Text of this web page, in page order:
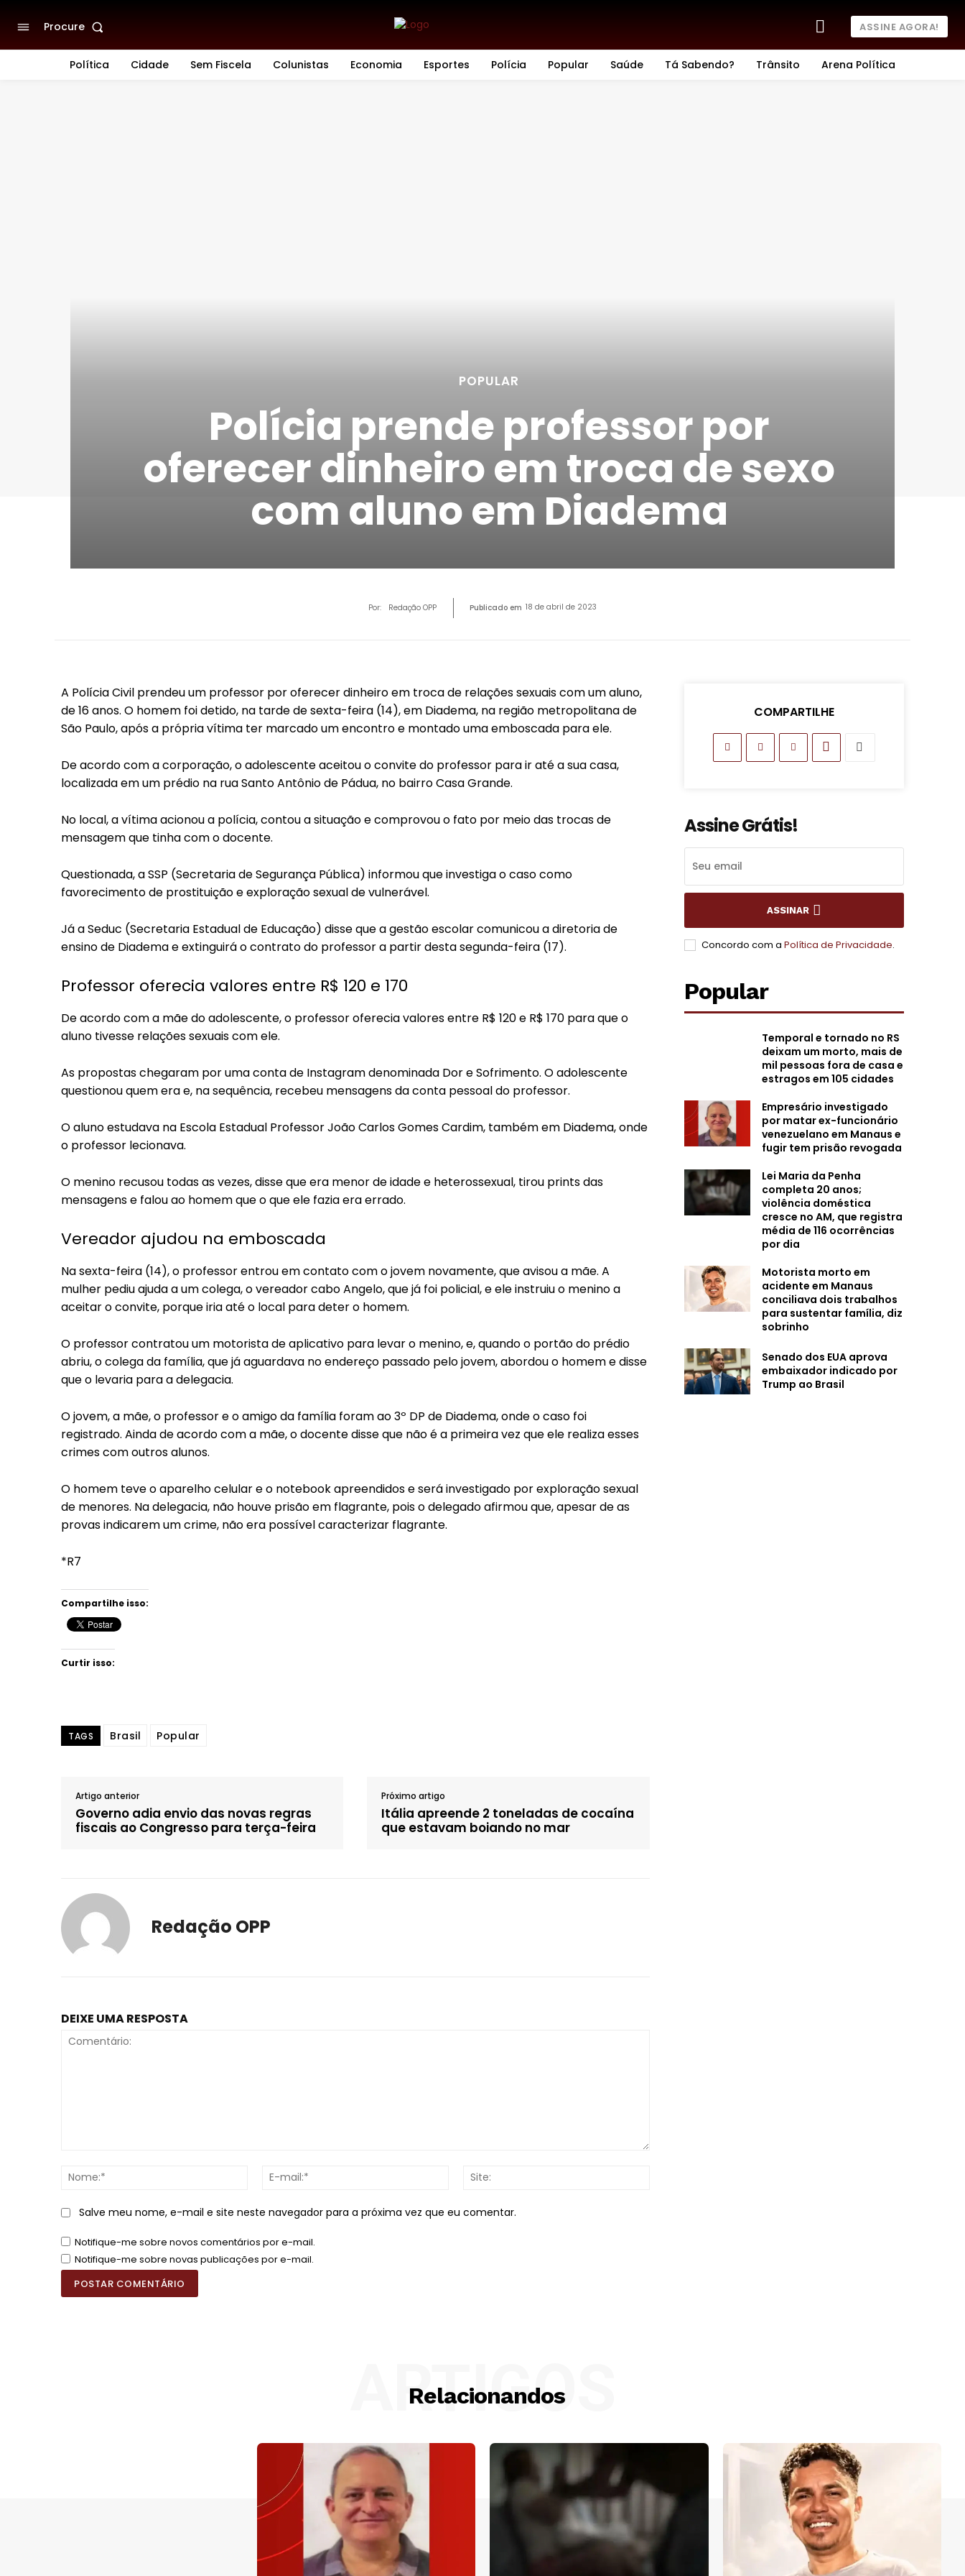
Procure ASSINE AGORA!
Política Cidade Sem Fiscela Colunistas Economia Esportes Polícia Popular Saúde Tá Sabendo? Trânsito Arena Política
POPULAR
Polícia prende professor por
oferecer dinheiro em troca de sexo
com aluno em Diadema
Por: Redação OPP Publicado em 18 de abril de 2023
A Polícia Civil prendeu um professor por oferecer dinheiro em troca de relações sexuais com um aluno,
de 16 anos. O homem foi detido, na tarde de sexta-feira (14), em Diadema, na região metropolitana de
São Paulo, após a própria vítima ter marcado um encontro e montado uma emboscada para ele.
De acordo com a corporação, o adolescente aceitou o convite do professor para ir até a sua casa,
localizada em um prédio na rua Santo Antônio de Pádua, no bairro Casa Grande.
No local, a vítima acionou a polícia, contou a situação e comprovou o fato por meio das trocas de
mensagem que tinha com o docente.
Questionada, a SSP (Secretaria de Segurança Pública) informou que investiga o caso como
favorecimento de prostituição e exploração sexual de vulnerável.
Já a Seduc (Secretaria Estadual de Educação) disse que a gestão escolar comunicou a diretoria de
ensino de Diadema e extinguirá o contrato do professor a partir desta segunda-feira (17).
Professor oferecia valores entre R$ 120 e 170
De acordo com a mãe do adolescente, o professor oferecia valores entre R$ 120 e R$ 170 para que o
aluno tivesse relações sexuais com ele.
As propostas chegaram por uma conta de Instagram denominada Dor e Sofrimento. O adolescente
questionou quem era e, na sequência, recebeu mensagens da conta pessoal do professor.
O aluno estudava na Escola Estadual Professor João Carlos Gomes Cardim, também em Diadema, onde
o professor lecionava.
O menino recusou todas as vezes, disse que era menor de idade e heterossexual, tirou prints das
mensagens e falou ao homem que o que ele fazia era errado.
Vereador ajudou na emboscada
Na sexta-feira (14), o professor entrou em contato com o jovem novamente, que avisou a mãe. A
mulher pediu ajuda a um colega, o vereador cabo Angelo, que já foi policial, e ele instruiu o menino a
aceitar o convite, porque iria até o local para deter o homem.
O professor contratou um motorista de aplicativo para levar o menino, e, quando o portão do prédio
abriu, o colega da família, que já aguardava no endereço passado pelo jovem, abordou o homem e disse
que o levaria para a delegacia.
O jovem, a mãe, o professor e o amigo da família foram ao 3º DP de Diadema, onde o caso foi
registrado. Ainda de acordo com a mãe, o docente disse que não é a primeira vez que ele realiza esses
crimes com outros alunos.
O homem teve o aparelho celular e o notebook apreendidos e será investigado por exploração sexual
de menores. Na delegacia, não houve prisão em flagrante, pois o delegado afirmou que, apesar de as
provas indicarem um crime, não era possível caracterizar flagrante.
*R7
Compartilhe isso:
Curtir isso:
TAGS Brasil Popular
Artigo anterior
Governo adia envio das novas regras
fiscais ao Congresso para terça-feira
Próximo artigo
Itália apreende 2 toneladas de cocaína
que estavam boiando no mar
Redação OPP
DEIXE UMA RESPOSTA
Nome:*
Salve meu nome, e-mail e site neste navegador para a próxima vez que eu comentar.
Notifique-me sobre novos comentários por e-mail.
Notifique-me sobre novas publicações por e-mail.
COMPARTILHE
Assine Grátis!
ASSINAR
Concordo com a Política de Privacidade.
Popular
Temporal e tornado no RS
deixam um morto, mais de
mil pessoas fora de casa e
estragos em 105 cidades
Empresário investigado
por matar ex-funcionário
venezuelano em Manaus e
fugir tem prisão revogada
Lei Maria da Penha
completa 20 anos;
violência doméstica
cresce no AM, que registra
média de 116 ocorrências
por dia
Motorista morto em
acidente em Manaus
conciliava dois trabalhos
para sustentar família, diz
sobrinho
Senado dos EUA aprova
embaixador indicado por
Trump ao Brasil
Relacionandos
ARTIGOS